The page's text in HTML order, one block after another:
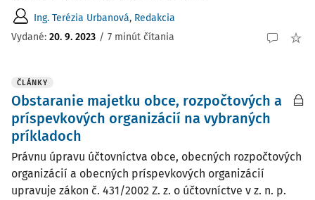
Ing. Terézia Urbanová, Redakcia
Vydané: 20. 9. 2023 / 7 minút čítania
ČLÁNKY
Obstaranie majetku obce, rozpočtových a
príspevkových organizácií na vybraných
príkladoch
Právnu úpravu účtovníctva obce, obecných rozpočtových
organizácií a obecných príspevkových organizácií
upravuje zákon č. 431/2002 Z. z. o účtovníctve v z. n. p.